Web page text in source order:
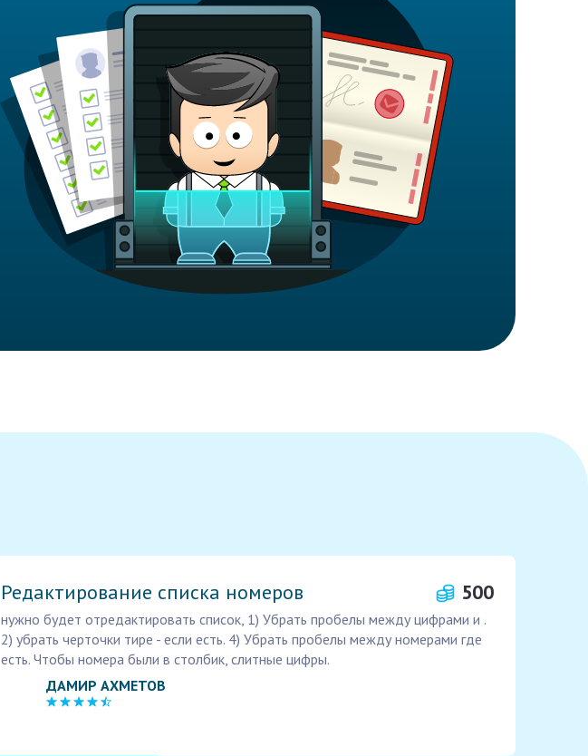
Редактирование списка номеров 500
нужно будет отредактировать список, 1) Убрать пробелы между цифрами и .
2) убрать черточки тире - если есть. 4) Убрать пробелы между номерами где
есть. Чтобы номера были в столбик, слитные цифры.
ДАМИР АХМЕТОВ